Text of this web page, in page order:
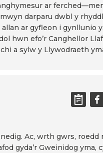
ar
darparu dwbl y
ar gyfleon i gynllunio
hwn efo’r Canghellor
a sylw y Llywodraeth
Ac, wrth gwrs,
gyda’r Gweinidog yma,